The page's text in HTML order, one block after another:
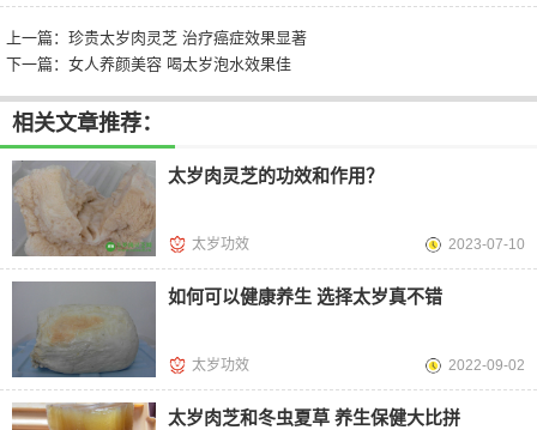
上一篇： 珍贵太岁肉灵芝 治疗癌症效果显著
下一篇： 女人养颜美容 喝太岁泡水效果佳
相关文章推荐：
太岁肉灵芝的功效和作用？
太岁功效 2023-07-10
如何可以健康养生 选择太岁真不错
太岁功效 2022-09-02
太岁肉芝和冬虫夏草 养生保健大比拼